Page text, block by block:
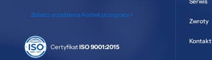
Zobacz urządzenia Acctek przy pracy >
CertyfikatISO 9001:2015
Zwroty
Kontakt